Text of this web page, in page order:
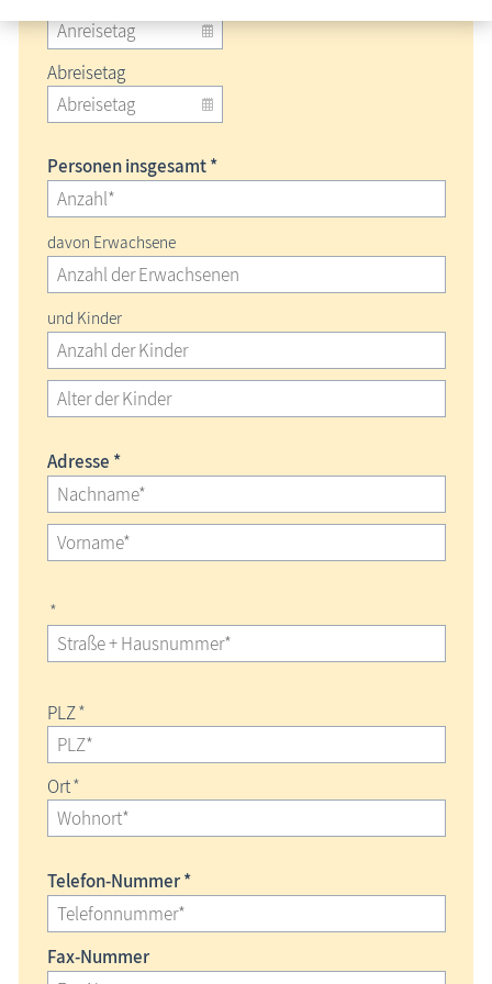
Abreisetag
Personen insgesamt *
davon Erwachsene
und Kinder
Adresse *
*
PLZ*
Ort*
Telefon-Nummer *
Fax-Nummer